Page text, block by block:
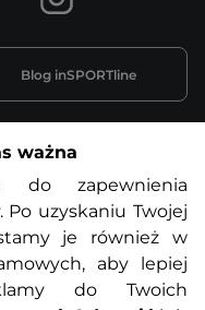
Regulamin sklepu
Koszty przesyłek
Blog inSPORTline
Instagram
ważna
do zapewnienia
Po uzyskaniu Twojej
je również w
aby lepiej
do Twoich